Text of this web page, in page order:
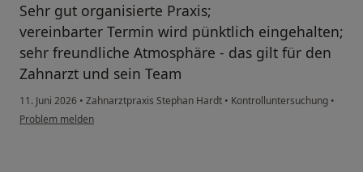
Sehr gut organisierte Praxis;
vereinbarter Termin wird pünktlich eingehalten;
sehr freundliche Atmosphäre - das gilt für den
Zahnarzt und sein Team
11. Juni 2026 • Zahnarztpraxis Stephan Hardt • Kontrolluntersuchung •
Problem melden